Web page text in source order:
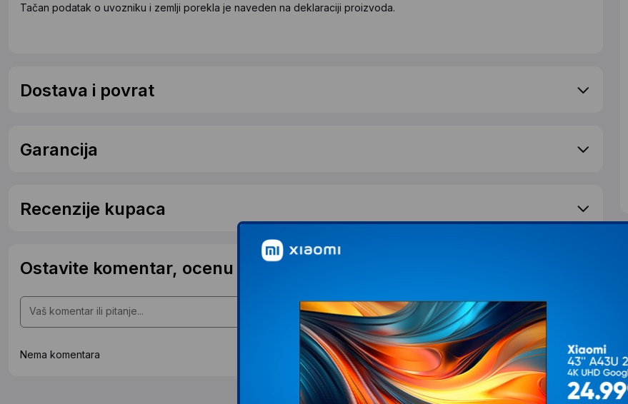
Tačan podatak o uvozniku i zemlji porekla je naveden na deklaraciji proizvoda.
Dostava i povrat
Garancija
Recenzije kupaca
Ostavite komentar, ocenu ili postavite pitanje
Nema komentara